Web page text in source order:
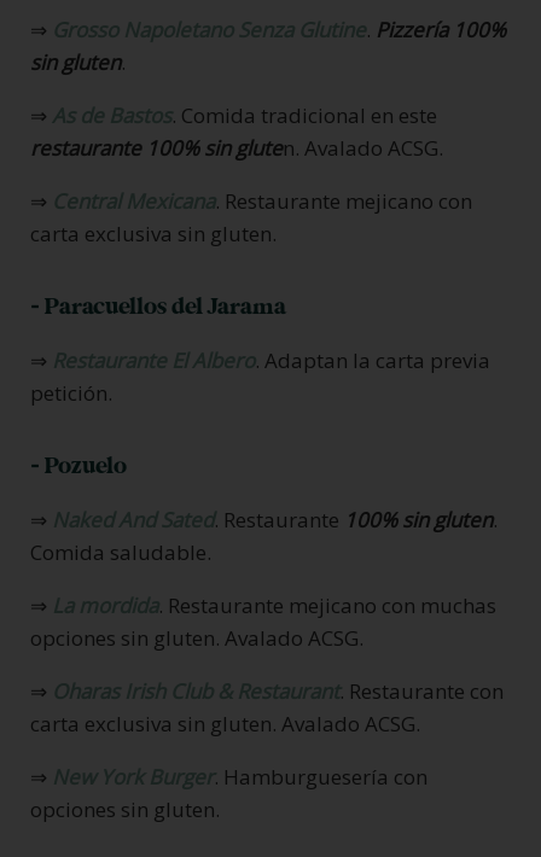
⇒ Grosso Napoletano Senza Glutine. Pizzería 100%
sin gluten.
⇒ As de Bastos. Comida tradicional en este
restaurante 100% sin gluten. Avalado ACSG.
⇒ Central Mexicana. Restaurante mejicano con
carta exclusiva sin gluten.
- Paracuellos del Jarama
⇒ Restaurante El Albero. Adaptan la carta previa
petición.
- Pozuelo
⇒ Naked And Sated. Restaurante 100% sin gluten.
Comida saludable.
⇒ La mordida. Restaurante mejicano con muchas
opciones sin gluten. Avalado ACSG.
⇒ Oharas Irish Club & Restaurant. Restaurante con
carta exclusiva sin gluten. Avalado ACSG.
⇒ New York Burger. Hamburguesería con
opciones sin gluten.